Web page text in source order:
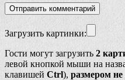
Загрузить картинки:
Гости могут загрузить 2
левой кнопкой мыши на
клавишей Ctrl), размером не